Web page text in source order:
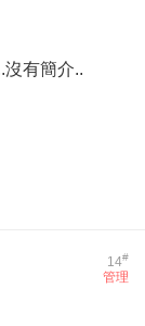
有簡介..
14#
管理